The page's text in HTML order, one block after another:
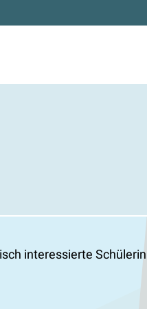
interessierte